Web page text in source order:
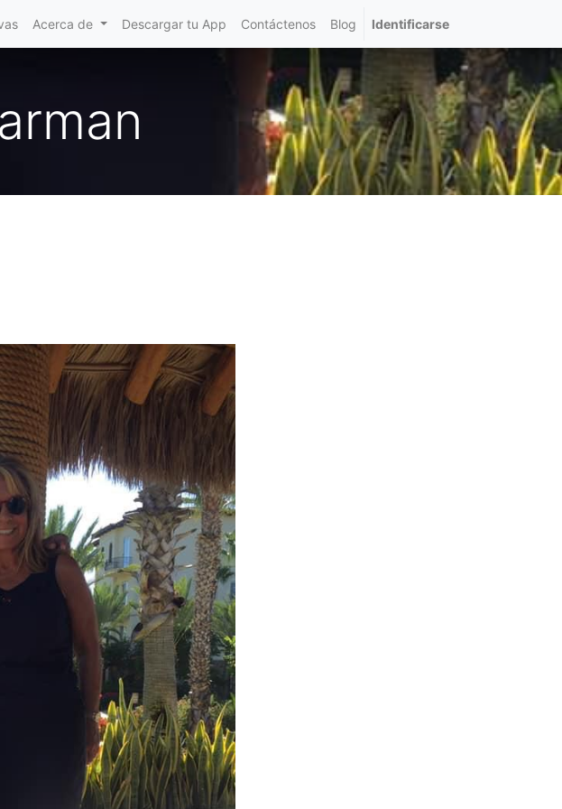
Acerca de Descargar tu App Contáctenos Blog Identificarse